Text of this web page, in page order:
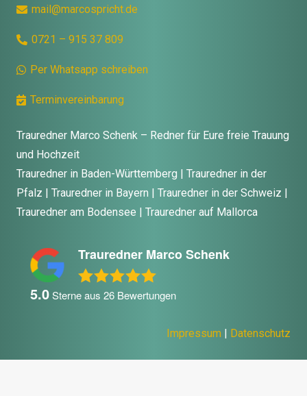
mail@marcospricht.de
0721 – 915 37 809
Per Whatsapp schreiben
Terminvereinbarung
Trauredner Marco Schenk – Redner für Eure freie Trauung
und Hochzeit
Trauredner in Baden-Württemberg | Trauredner in der
Pfalz | Trauredner in Bayern | Trauredner in der Schweiz |
Trauredner am Bodensee | Trauredner auf Mallorca
Trauredner Marco Schenk
5.0Sterne aus 26 Bewertungen
Impressum | Datenschutz